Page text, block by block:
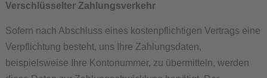
Verschlüsselter Zahlungsverkehr
Sofern nach Abschluss eines kostenpflichtigen Vertrags eine
Verpflichtung besteht, uns Ihre Zahlungsdaten,
beispielsweise Ihre Kontonummer, zu übermitteln, werden